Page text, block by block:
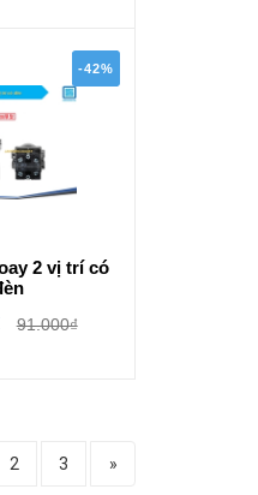
-42%
2 vị trí có
91.000₫
2 3 »